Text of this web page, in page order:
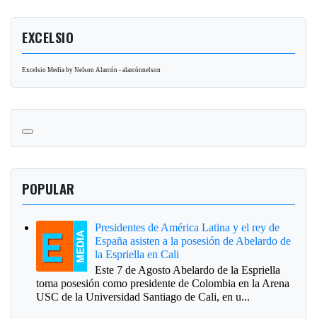
EXCELSIO
Excelsio Media by Nelson Alarcón - alarcónnelson
POPULAR
Presidentes de América Latina y el rey de
España asisten a la posesión de Abelardo de
la Espriella en Cali
Este 7 de Agosto Abelardo de la Espriella
toma posesión como presidente de Colombia en la Arena
USC de la Universidad Santiago de Cali, en u...